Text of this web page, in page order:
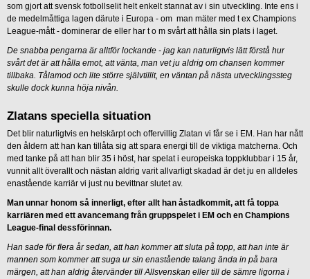
som gjort att svensk fotbollselit helt enkelt stannat av i sin utveckling. Inte ens i
de medelmåttiga lagen därute i Europa - om man mäter med t ex Champions
League-mått - dominerar de eller har t o m svårt att hålla sin plats i laget.
De snabba pengarna är alltför lockande - jag kan naturligtvis lätt förstå hur
svårt det är att hålla emot, att vänta, man vet ju aldrig om chansen kommer
tillbaka. Tålamod och lite större självtillit, en väntan på nästa utvecklingssteg
skulle dock kunna höja nivån.
Zlatans speciella situation
Det blir naturligtvis en helskärpt och offervillig Zlatan vi får se i EM. Han har nått
den åldern att han kan tillåta sig att spara energi till de viktiga matcherna. Och
med tanke på att han blir 35 i höst, har spelat i europeiska toppklubbar i 15 år,
vunnit allt överallt och nästan aldrig varit allvarligt skadad är det ju en alldeles
enastående karriär vi just nu bevittnar slutet av.
Man unnar honom så innerligt, efter allt han åstadkommit, att få toppa
karriären med ett avancemang från gruppspelet i EM och en Champions
League-final dessförinnan.
Han sade för flera år sedan, att han kommer att sluta på topp, att han inte är
mannen som kommer att suga ur sin enastående talang ända in på bara
märgen, att han aldrig återvänder till Allsvenskan eller till de sämre ligorna i